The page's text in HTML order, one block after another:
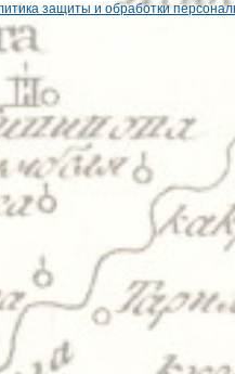
защиты и обработки